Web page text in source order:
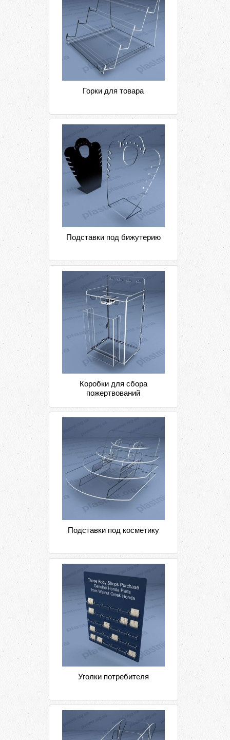
Горки для товара
Подставки под бижутерию
Коробки для сбора
пожертвований
Подставки под косметику
Уголки потребителя